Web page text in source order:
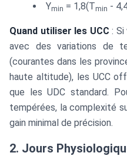
Ymin = 1,8(Tmin -
Quand utiliser les UCC :
avec des variations de
(courantes dans les
haute altitude), les UCC
que les UDC standard.
tempérées, la complexité
gain minimal de précision.
2. Jours